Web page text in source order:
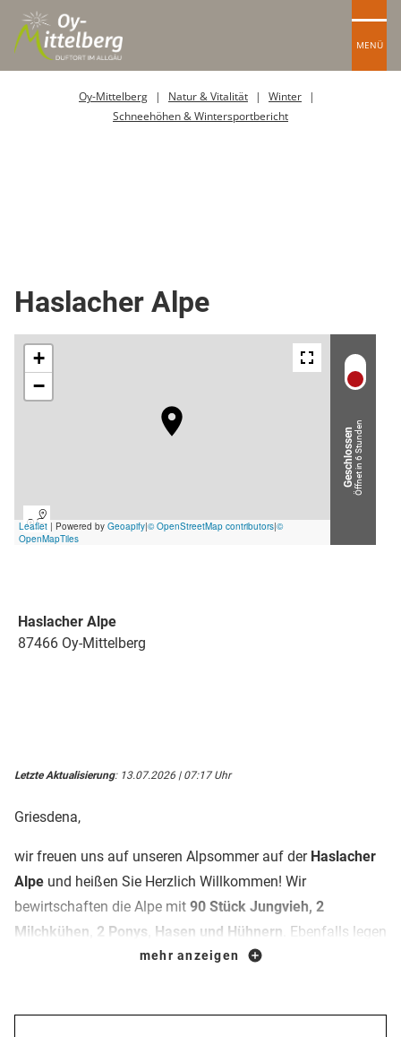
MENÜ
Oy-Mittelberg Natur & Vitalität
Winter
Schneehöhen & Wintersportbericht
Haslacher Alpe
GeschlossenÖffnet in 6 Stunden
Haslacher Alpe
87466 Oy-Mittelberg
Letzte Aktualisierung: 13.07.2026 | 07:17 Uhr
Griesdena,
wir freuen uns auf unseren Alpsommer auf der Haslacher
Alpe und heißen Sie Herzlich Willkommen! Wir
bewirtschaften die Alpe mit 90 Stück Jungvieh, 2
Milchkühen, 2 Ponys, Hasen und Hühnern . Ebenfalls legen
wir großen Wert aufregionale Produkte, gute Qualität und
mehr anzeigen